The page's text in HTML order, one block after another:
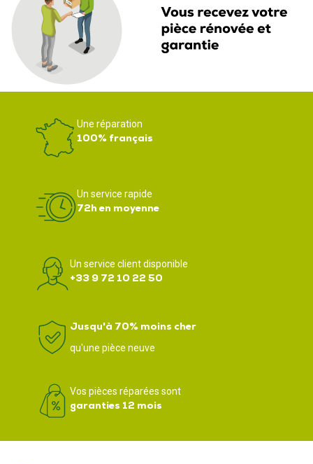
Une réparation
100% français
Un service rapide
72h en moyenne
Un service client disponible
+33 9 72 10 22 50
Jusqu'à 70% moins cher
qu'une pièce neuve
Vos pièces réparées sont
garanties 12 mois